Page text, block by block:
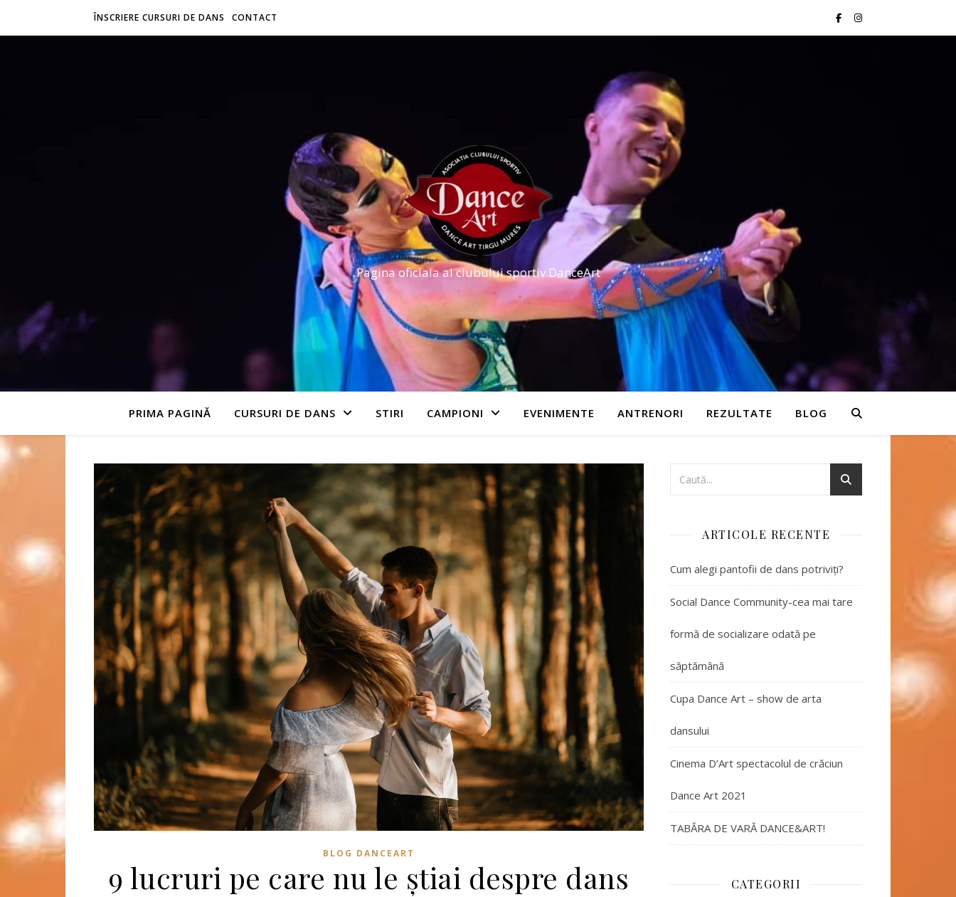
ÎNSCRIERE CURSURI DE DANS CONTACT
Pagina oficiala al clubului sportiv DanceArt
PRIMA PAGINĂ CURSURI DE DANS STIRI CAMPIONI EVENIMENTE ANTRENORI REZULTATE BLOG
BLOG DANCEART
9 lucruri pe care nu le știai despre dans
ARTICOLE RECENTE
Cum alegi pantofii de dans potriviți?
Social Dance Community-cea mai tare
formă de socializare odată pe
săptămână
Cupa Dance Art – show de arta
dansului
Cinema D’Art spectacolul de crăciun
Dance Art 2021
TABĂRA DE VARĂ DANCE&ART!
CATEGORII